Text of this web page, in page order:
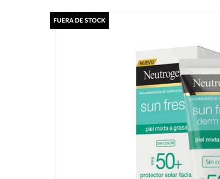
FUERA DE STOCK